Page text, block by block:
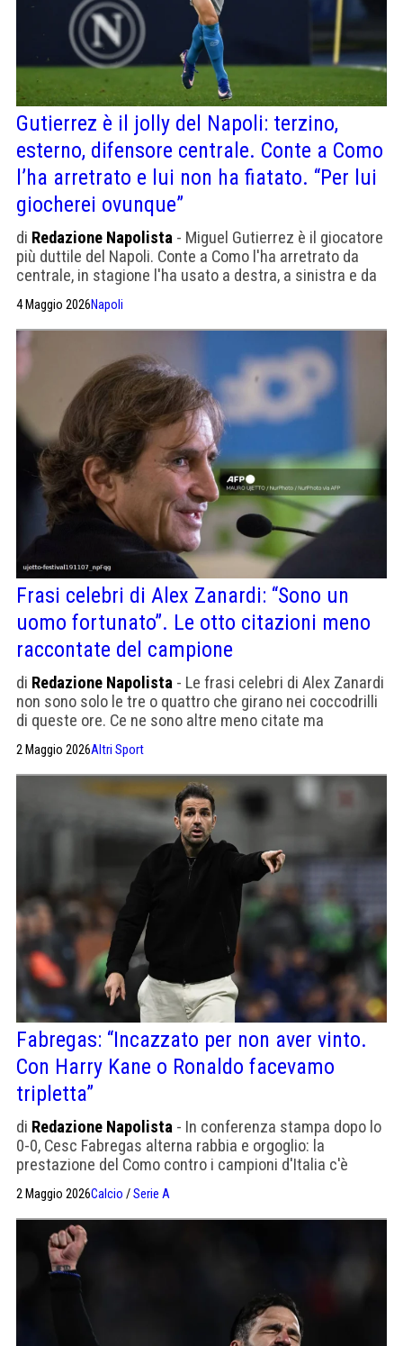
Gutierrez è il jolly del Napoli: terzino,
esterno, difensore centrale. Conte a Como
l’ha arretrato e lui non ha fiatato. “Per lui
giocherei ovunque”
di Redazione Napolista - Miguel Gutierrez è il giocatore
più duttile del Napoli. Conte a Como l'ha arretrato da
centrale, in stagione l'ha usato a destra, a sinistra e da
esterno alto. Lui dice: "Per Conte giocherei ovunque". Ha
24 anni, viene dal Real Madrid e dal Girona, e potrebbe
essere la risorsa decisiva del finale di stagione.
4 Maggio 2026Napoli
Frasi celebri di Alex Zanardi: “Sono un
uomo fortunato”. Le otto citazioni meno
raccontate del campione
di Redazione Napolista - Le frasi celebri di Alex Zanardi
non sono solo le tre o quattro che girano nei coccodrilli
di queste ore. Ce ne sono altre meno citate ma
2 Maggio 2026Altri Sport
Fabregas: “Incazzato per non aver vinto.
Con Harry Kane o Ronaldo facevamo
tripletta”
di Redazione Napolista - In conferenza stampa dopo lo
0-0, Cesc Fabregas alterna rabbia e orgoglio: la
prestazione del Como contro i campioni d'Italia c'è
E ammette: serve un Harry Kane o un Ronaldo per fare il
salto. Visione di lungo periodo: "tra 3-4 anni vedremo
molte più vittorie".
2 Maggio 2026Calcio /Serie A